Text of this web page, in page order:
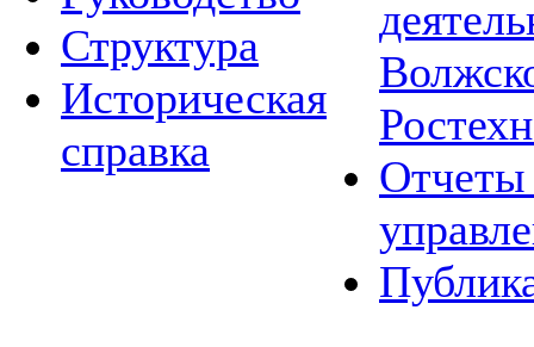
Структура
Историческая
справка
Отчеты